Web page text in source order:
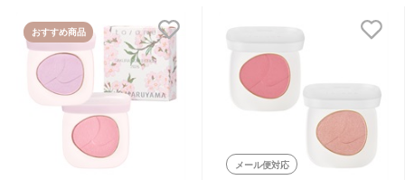
おすすめ商品
メール便対応